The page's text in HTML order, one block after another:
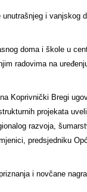
i
doma i škole u
radovima na
Koprivnički Bregi
projekata
razvoja,
predsjedniku
i novčane